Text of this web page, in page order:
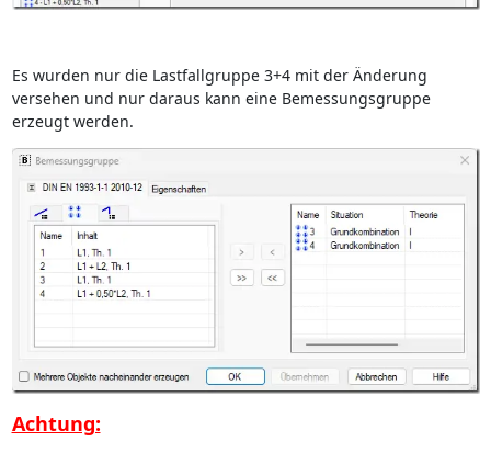
Es wurden nur die Lastfallgruppe 3+4 mit der Änderung
versehen und nur daraus kann eine Bemessungsgruppe
erzeugt werden.
Achtung: